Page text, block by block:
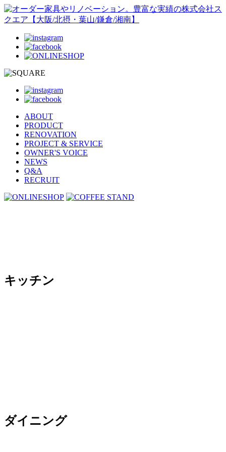
ABOUT
PRODUCT
RENOVATION
PROJECT & SERVICE
OWNER'S VOICE
NEWS
Q&A
RECRUIT
キッチン
ダイニング